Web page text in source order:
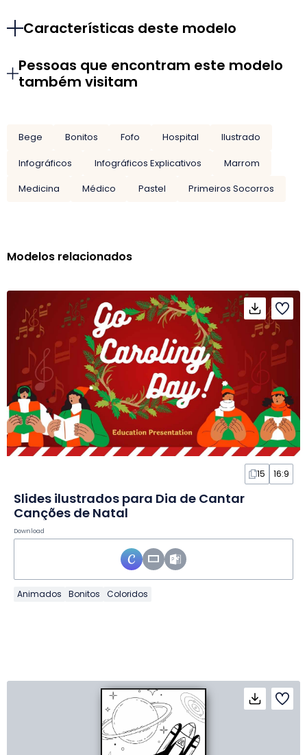
Características deste modelo
Pessoas que encontram este modelo
também visitam
Bege Bonitos Fofo Hospital
Ilustrado
Infográficos
Infográficos Explicativos
Marrom
Medicina
Médico Pastel Primeiros Socorros
Modelos relacionados
15 16:9
Slides ilustrados para Dia de Cantar
Canções de Natal
Download
Animados Bonitos Coloridos